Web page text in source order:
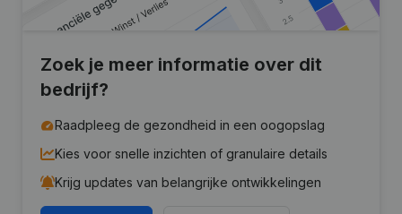
Zoek je meer informatie over dit
bedrijf?
Raadpleeg de gezondheid in een oogopslag
Kies voor snelle inzichten of granulaire details
Krijg updates van belangrijke ontwikkelingen